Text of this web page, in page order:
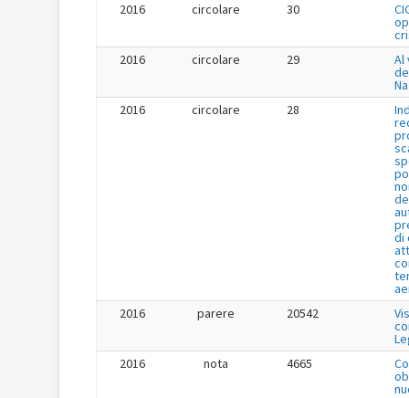
2016
circolare 30
2016
circolare 29 Al
2016
circolare 28
di
2016
parere 20542
2016
nota 4665